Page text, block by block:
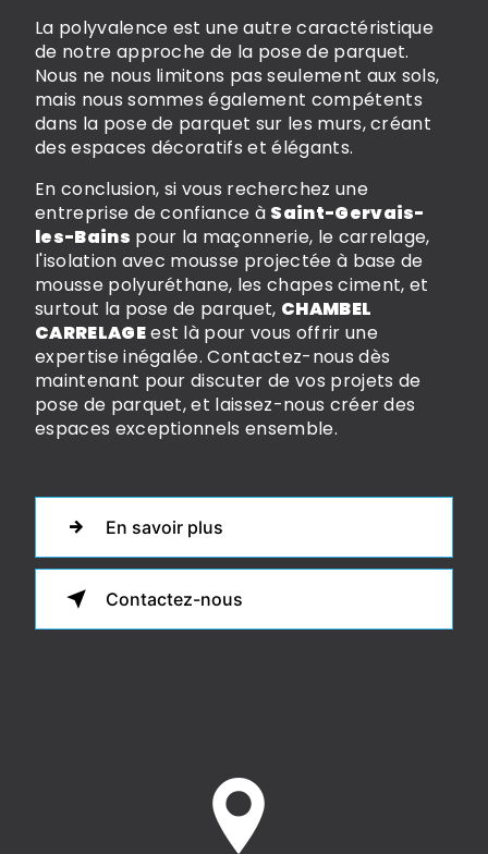
La polyvalence est une autre caractéristique
de notre approche de la pose de parquet.
Nous ne nous limitons pas seulement aux sols,
mais nous sommes également compétents
dans la pose de parquet sur les murs, créant
des espaces décoratifs et élégants.
En conclusion, si vous recherchez une
entreprise de confiance à Saint-Gervais-
les-Bains pour la maçonnerie, le carrelage,
l'isolation avec mousse projectée à base de
mousse polyuréthane, les chapes ciment, et
surtout la pose de parquet, CHAMBEL
CARRELAGEest là pour vous offrir une
expertise inégalée. Contactez-nous dès
maintenant pour discuter de vos projets de
pose de parquet, et laissez-nous créer des
espaces exceptionnels ensemble.
En savoir plus
Contactez-nous